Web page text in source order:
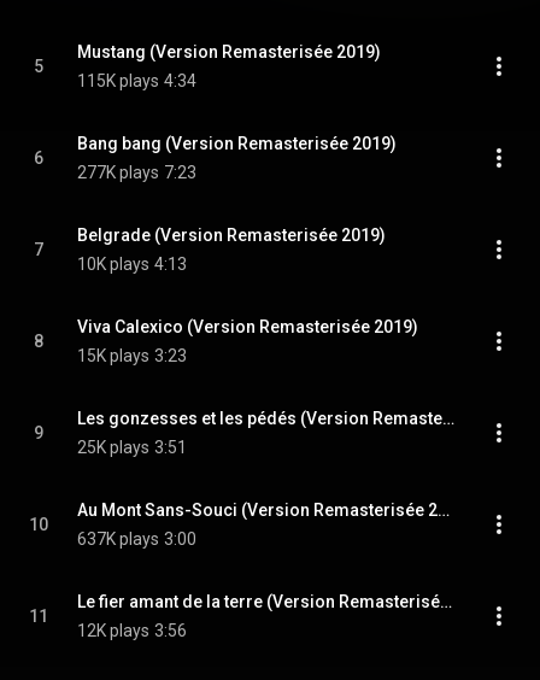
5
Mustang (Version Remasterisée 2019)
115K plays 4:34
6
Bang bang (Version Remasterisée 2019)
277K plays 7:23
7
Belgrade (Version Remasterisée 2019)
10K plays 4:13
8
Viva Calexico (Version Remasterisée 2019)
15K plays 3:23
9
Les gonzesses et les pédés (Version Remasterisée 2019)
25K plays 3:51
10
Au Mont Sans-Souci (Version Remasterisée 2019)
637K plays 3:00
11
Le fier amant de la terre (Version Remasterisée 2019)
12K plays 3:56